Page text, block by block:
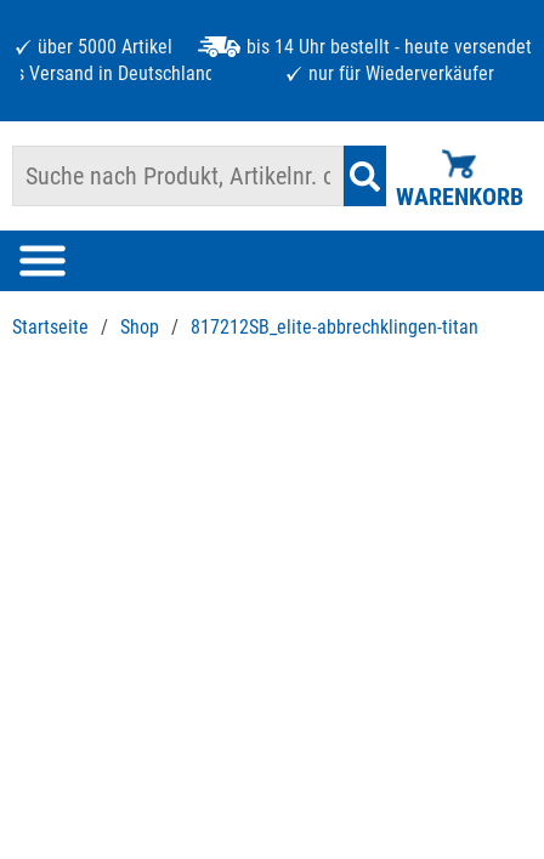
über 5000 Artikel
bis 14 Uhr bestellt - heute versendet
Versand in Deutschland ab 125 €
nur für Wiederverkäufer
WARENKORB
Startseite / Shop / 817212SB_elite-abbrechklingen-titan